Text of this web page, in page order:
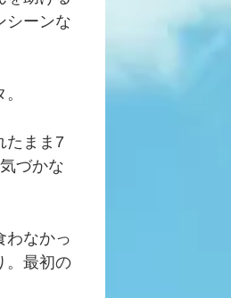
シーンな
たまま7
づかな
わなかっ
。最初の